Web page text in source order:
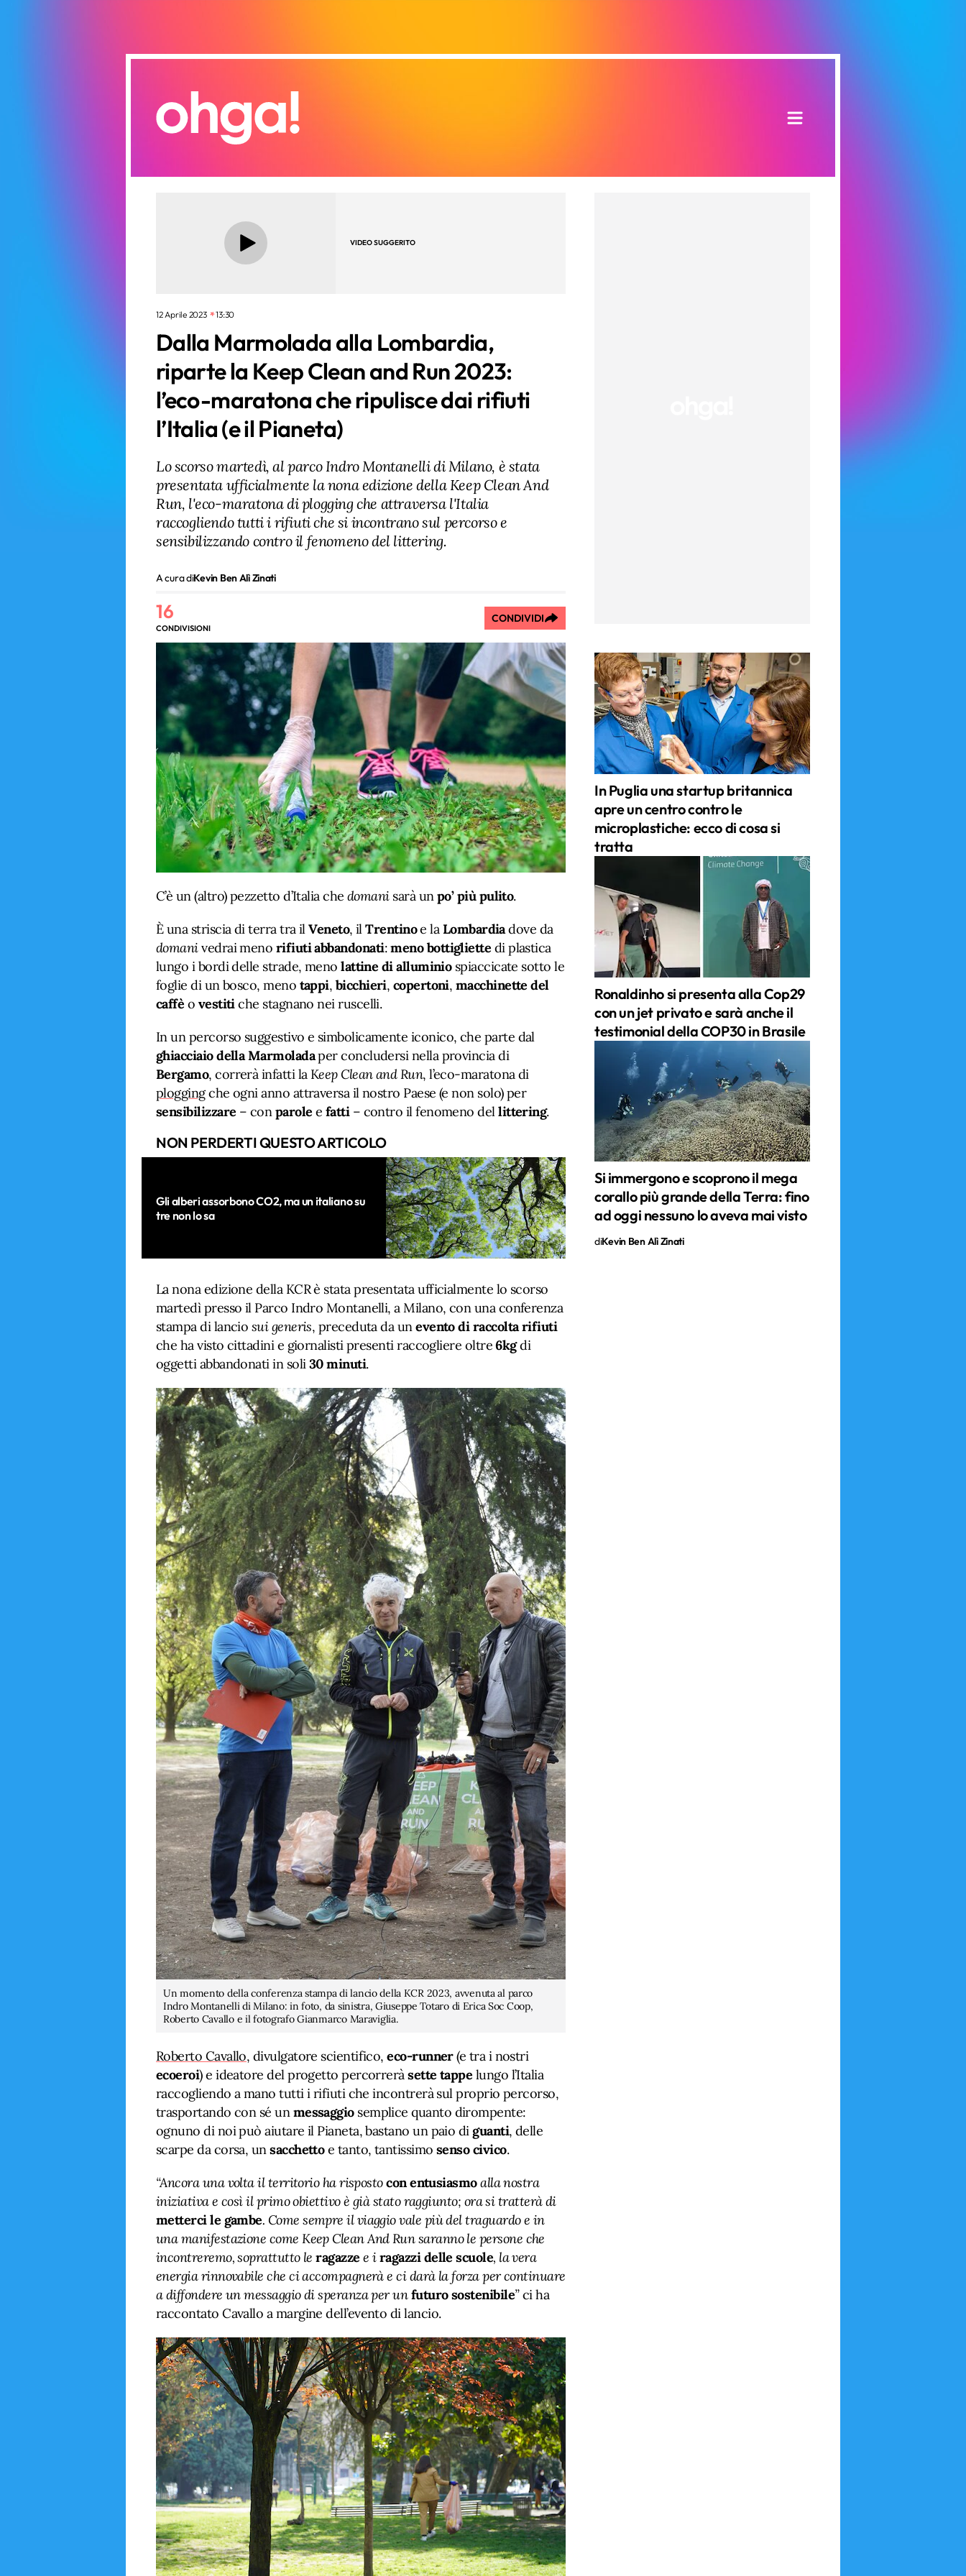
VIDEO SUGGERITO
12 Aprile 2023 13:30
Dalla Marmolada alla Lombardia,
riparte la Keep Clean and Run 2023:
l’eco-maratona che ripulisce dai rifiuti
l’Italia (e il Pianeta)
Lo scorso martedì, al parco Indro Montanelli di Milano, è stata
presentata ufficialmente la nona edizione della Keep Clean And
Run, l'eco-maratona di plogging che attraversa l'Italia
raccogliendo tutti i rifiuti che si incontrano sul percorso e
sensibilizzando contro il fenomeno del littering.
A cura diKevin Ben Alì Zinati
16
CONDIVISIONI
CONDIVIDI
C’è un (altro) pezzetto d’Italia chedomanisarà unpo’ più pulito.
È una striscia di terra tra ilVeneto, ilTrentinoe laLombardiadove da
domanivedrai meno rifiuti abbandonati:meno bottigliette di plastica
lungo i bordi delle strade, menolattine di alluminiospiaccicate sotto le
foglie di un bosco, meno tappi, bicchieri, copertoni, macchinette del
caffè o vestitiche stagnano nei ruscelli.
In un percorso suggestivo e simbolicamente iconico, che parte dal
ghiacciaio della Marmoladaper concludersi nella provincia di
Bergamo, correrà infatti la Keep Clean and Run, l’eco-maratona di
ploggingche ogni anno attraversa il nostro Paese (e non solo) per
sensibilizzare – conparole e fatti– contro il fenomeno dellittering.
NON PERDERTI QUESTO ARTICOLO
Gli alberi assorbono CO2, ma un italiano su
tre non lo sa
La nona edizione della KCR è stata presentata ufficialmente lo scorso
martedì presso il Parco Indro Montanelli, a Milano, con una conferenza
stampa di lancio sui generis, preceduta da unevento di raccolta rifiuti
che ha visto cittadini e giornalisti presenti raccogliere oltre6kgdi
oggetti abbandonati in soli30 minuti.
Un momento della conferenza stampa di lancio della KCR 2023, avvenuta al parco
Indro Montanelli di Milano: in foto, da sinistra, Giuseppe Totaro di Erica Soc Coop,
Roberto Cavallo e il fotografo Gianmarco Maraviglia.
Roberto Cavallo, divulgatore scientifico,eco-runner(e tra i nostri
ecoeroi) e ideatore del progetto percorreràsette tappe lungo l’Italia
raccogliendo a mano tutti i rifiuti che incontrerà sul proprio percorso,
trasportando con sé unmessaggiosemplice quanto dirompente:
ognuno di noi può aiutare il Pianeta, bastano un paio diguanti, delle
scarpe da corsa, unsacchettoe tanto, tantissimosenso civico.
“Ancora una volta il territorio ha rispostocon entusiasmoalla nostra
iniziativa e così il primo obiettivo è già stato raggiunto; ora si tratterà di
metterci le gambe. Come sempre il viaggio vale più del traguardo e in
una manifestazione come Keep Clean And Run saranno le persone che
incontreremo, soprattutto leragazze e iragazzi delle scuole, la vera
energia rinnovabile che ci accompagnerà e ci darà la forza per continuare
a diffondere un messaggio di speranza per unfuturo sostenibile”ci ha
raccontato Cavallo a margine dell’evento di lancio.
In Puglia una startup britannica
apre un centro contro le
microplastiche: ecco di cosa si
tratta
Ronaldinho si presenta alla Cop29
con un jet privato e sarà anche il
testimonial della COP30 in Brasile
Si immergono e scoprono il mega
corallo più grande della Terra: fino
ad oggi nessuno lo aveva mai visto
diKevin Ben Alì Zinati